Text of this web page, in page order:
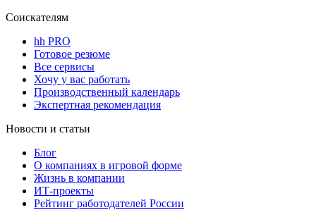
Соискателям
hh PRO
Готовое резюме
Все сервисы
Хочу у вас работать
Производственный календарь
Экспертная рекомендация
Новости и статьи
Блог
О компаниях в игровой форме
Жизнь в компании
ИТ-проекты
Рейтинг работодателей России